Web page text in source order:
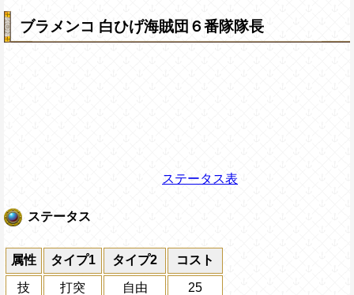
ブラメンコ 白ひげ海賊団６番隊隊長
ステータス表
ステータス
属性 タイプ1 タイプ2 コスト
技 打突 自由 25